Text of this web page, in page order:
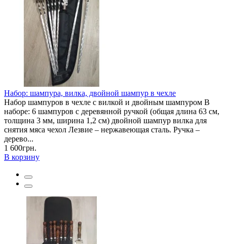
Набор: шампура, вилка, двойной шампур в чехле
Набор шампуров в чехле с вилкой и двойным шампуром В
наборе: 6 шампуров с деревянной ручкой (общая длина 63 см,
толщина 3 мм, ширина 1,2 см) двойной шампур вилка для
снятия мяса чехол Лезвие – нержавеющая сталь. Ручка –
дерево...
1 600грн.
В корзину